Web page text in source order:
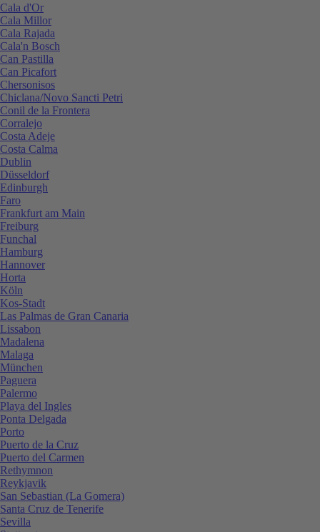
Cala d'Or
Cala Millor
Cala Rajada
Cala'n Bosch
Can Pastilla
Can Picafort
Chersonisos
Chiclana/Novo Sancti Petri
Conil de la Frontera
Corralejo
Costa Adeje
Costa Calma
Dublin
Düsseldorf
Edinburgh
Faro
Frankfurt am Main
Freiburg
Funchal
Hamburg
Hannover
Horta
Köln
Kos-Stadt
Las Palmas de Gran Canaria
Lissabon
Madalena
Malaga
München
Paguera
Palermo
Playa del Ingles
Ponta Delgada
Porto
Puerto de la Cruz
Puerto del Carmen
Rethymnon
Reykjavik
San Sebastian (La Gomera)
Santa Cruz de Tenerife
Sevilla